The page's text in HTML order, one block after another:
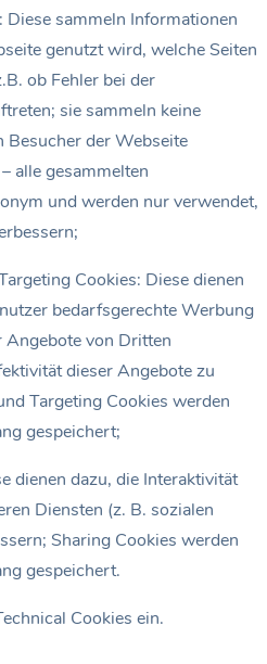
Diese sammeln Informationen
genutzt wird, welche Seiten
ob Fehler bei der
sie sammeln keine
Besucher der Webseite
alle gesammelten
und werden nur verwendet,
Cookies: Diese dienen
bedarfsgerechte Werbung
Angebote von Dritten
dieser Angebote zu
Targeting Cookies werden
gespeichert;
dienen dazu, die Interaktivität
Diensten (z. B. sozialen
Sharing Cookies werden
gespeichert.
Cookies ein.